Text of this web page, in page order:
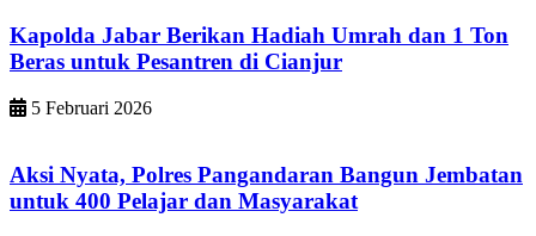
Kapolda Jabar Berikan Hadiah Umrah dan 1 Ton
Beras untuk Pesantren di Cianjur
5 Februari 2026
Aksi Nyata, Polres Pangandaran Bangun Jembatan
untuk 400 Pelajar dan Masyarakat